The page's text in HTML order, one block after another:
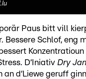
Paus bitt vill
Bessere Schlof, eng
D‘Iniativ Dry
an d‘Liewe geruff